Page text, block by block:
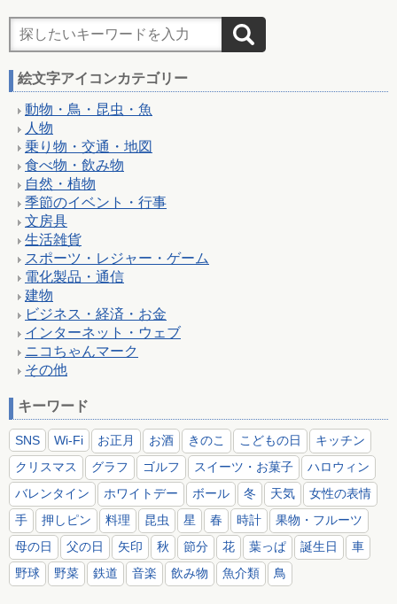
絵文字アイコンカテゴリー
動物・鳥・昆虫・魚
人物
乗り物・交通・地図
食べ物・飲み物
自然・植物
季節のイベント・行事
文房具
生活雑貨
スポーツ・レジャー・ゲーム
電化製品・通信
建物
ビジネス・経済・お金
インターネット・ウェブ
ニコちゃんマーク
その他
キーワード
SNS Wi-Fi お正月 お酒 きのこ こどもの日
キッチン
クリスマス
グラフ ゴルフ スイーツ・お菓子
ハロウィン
バレンタイン
ホワイトデー ボール 冬 天気
女性の表情
手
押しピン 料理 昆虫 星 春 時計
果物・フルーツ
母の日
父の日 矢印 秋 節分 花 葉っぱ 誕生日
車
野球
野菜 鉄道 音楽 飲み物 魚介類 鳥